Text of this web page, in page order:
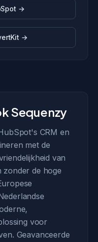
→
→
Sequenzy
CRM en
met de
van
zonder de hoge
voor
Geavanceerde